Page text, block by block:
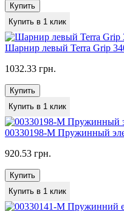
Купить
Купить в 1 клик
Шарнир левый Terra Grip
1032.33 грн.
Купить
Купить в 1 клик
00330198-M Пружинный
920.53 грн.
Купить
Купить в 1 клик